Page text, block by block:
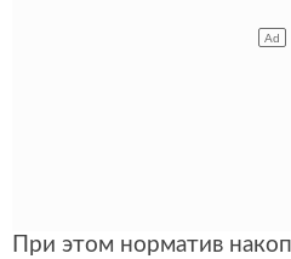
При этом норматив